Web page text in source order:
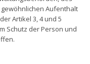
Aufenthalt
Artikel 3, 4 und 5
Schutz der Person und